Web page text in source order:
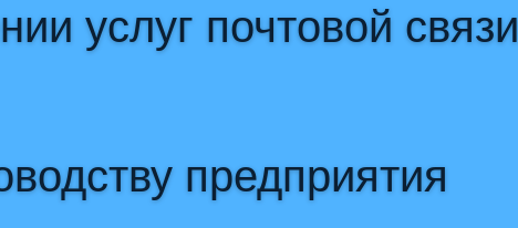
услуг почтовой связи
предприятия